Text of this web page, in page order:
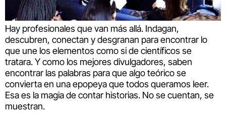
Hay profesionales que van más allá. Indagan,
descubren, conectan y desgranan para encontrar lo
que une los elementos como si de científicos se
tratara. Y como los mejores divulgadores, saben
encontrar las palabras para que algo teórico se
convierta en una epopeya que todos queramos leer.
Esa es la magia de contar historias. No se cuentan, se
muestran.